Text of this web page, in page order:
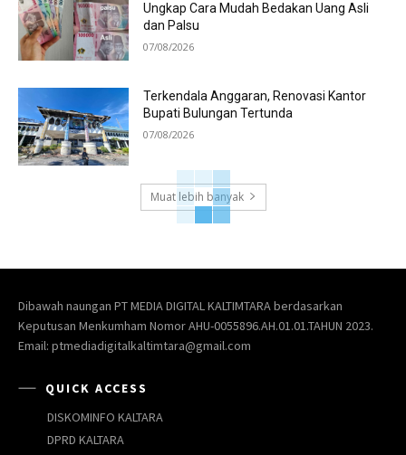
Ungkap Cara Mudah Bedakan Uang Asli
dan Palsu
07/08/2026
Terkendala Anggaran, Renovasi Kantor
Bupati Bulungan Tertunda
07/08/2026
Muat lebih banyak
Dibawah naungan PT MEDIA DIGITAL KALTIMTARA berdasarkan
Keputusan Menkumham Nomor AHU-0055896.AH.01.01.TAHUN 2023.
Email: ptmediadigitalkaltimtara@gmail.com
QUICK ACCESS
DISKOMINFO KALTARA
DPRD KALTARA